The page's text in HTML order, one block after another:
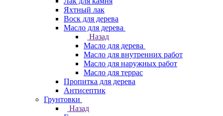
Яхтный лак
Воск для дерева
Масло для дерева
Назад
Масло для дерева
Масло для внутренних работ
Масло для наружных работ
Масло для террас
Пропитка для дерева
Антисептик
Грунтовки
Назад